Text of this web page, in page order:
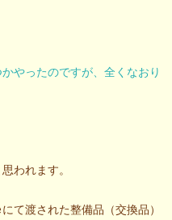
やったのですが、全くなおり
われます。
て渡された整備品（交換品）